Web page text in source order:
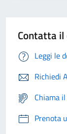
Contatta il
Leggi le
Richiedi
Chiama
Prenota